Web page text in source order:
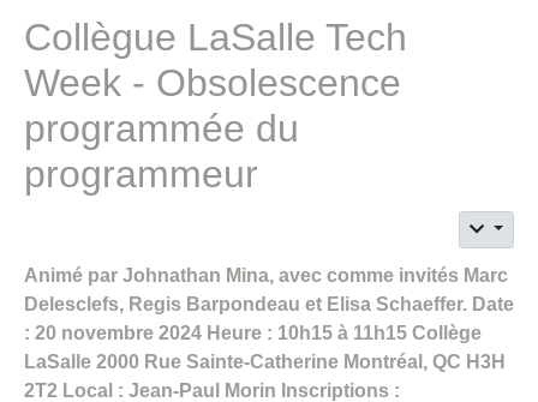
Collègue LaSalle Tech
Week - Obsolescence
programmée du
programmeur
Animé par Johnathan Mina, avec comme invités Marc
Delesclefs, Regis Barpondeau et Elisa Schaeffer. Date
: 20 novembre 2024 Heure : 10h15 à 11h15 Collège
LaSalle 2000 Rue Sainte-Catherine Montréal, QC H3H
2T2 Local : Jean-Paul Morin Inscriptions :